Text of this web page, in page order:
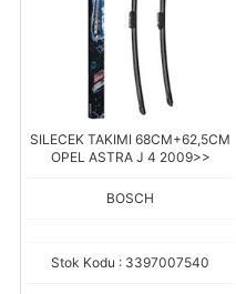
SILECEK TAKIMI 68CM+62,5CM
OPEL ASTRA J 4 2009>>
BOSCH
Stok Kodu : 3397007540